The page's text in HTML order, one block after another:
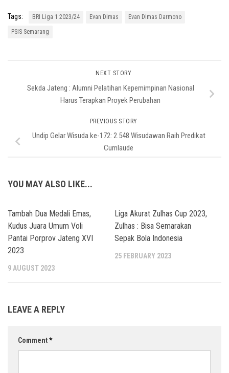
Tags: BRI Liga 1 2023/24 Evan Dimas Evan Dimas Darmono
PSIS Semarang
NEXT STORY
Sekda Jateng : Alumni Pelatihan Kepemimpinan Nasional
Harus Terapkan Proyek Perubahan
PREVIOUS STORY
Undip Gelar Wisuda ke-172: 2.548 Wisudawan Raih Predikat
Cumlaude
YOU MAY ALSO LIKE...
Tambah Dua Medali Emas,
Kudus Juara Umum Voli
Pantai Porprov Jateng XVI
2023
9 AUGUST 2023
Liga Akurat Zulhas Cup 2023,
Zulhas : Bisa Semarakan
Sepak Bola Indonesia
25 FEBRUARY 2023
LEAVE A REPLY
Comment*